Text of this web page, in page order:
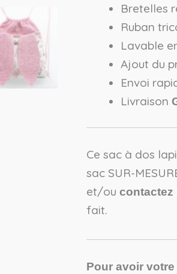
Bretelles
Ruban
Lavable
Ajout du
Envoi
Livraison
Ce sac à dos
sac SUR-
et/ou contactez
fait.
Pour avoir